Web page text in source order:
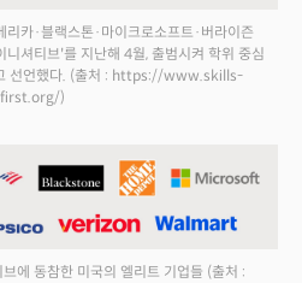
카·블랙스톤·마이크로소프트·버라이즌
셔티브'를 지난해 4월, 출범시켜 학위 중심
선언했다. (출처 : https://www.skills-
first.org/)
에 동참한 미국의 엘리트 기업들 (출처 :